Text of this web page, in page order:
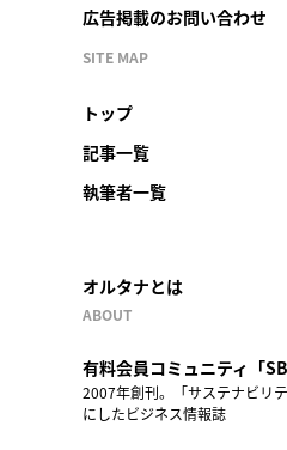
広告掲載のお問い合わせ
SITE MAP
トップ
記事一覧
執筆者一覧
オルタナとは
ABOUT
有料会員コミュニティ「
2007年創刊。「サステナビリ
にしたビジネス情報誌